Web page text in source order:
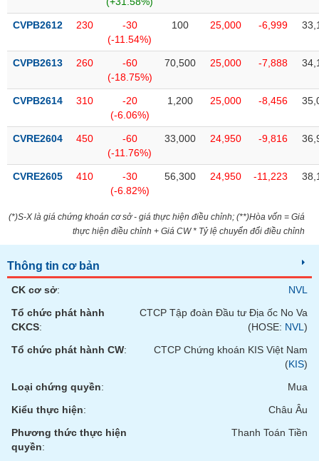
CVPB2612 230
-30
(-11.54%)
100 25,000 -6,999
CVPB2613 260
-60
(-18.75%)
70,500 25,000 -7,888
CVPB2614 310
-20
(-6.06%)
1,200 25,000 -8,456
CVRE2604 450
-60
(-11.76%)
33,000 24,950 -9,816
CVRE2605 410
-30
(-6.82%)
56,300 24,950 -11,223
(*)S-X là giá chứng khoán cơ sở - giá thực hiện điều chỉnh; (**)Hòa vốn = Giá
thực hiện điều chỉnh + Giá CW * Tỷ lệ chuyển đổi điều chỉnh
Thông tin cơ bản
CK cơ sở:
NVL
Tổ chức phát hành
CKCS:
CTCP Tập đoàn Đầu tư Địa ốc No Va
(HOSE: NVL )
Tổ chức phát hành CW:
CTCP Chứng khoán KIS Việt Nam
(KIS)
Loại chứng quyền:
Mua
Kiểu thực hiện:
Châu Âu
Phương thức thực hiện
quyền:
Thanh Toán Tiền
Người nội bộ
tức
(-)
Bài
tác
(-)
Báo
cáo
tích
(-)
ngữ
(-)
(-)
Đào
tạo